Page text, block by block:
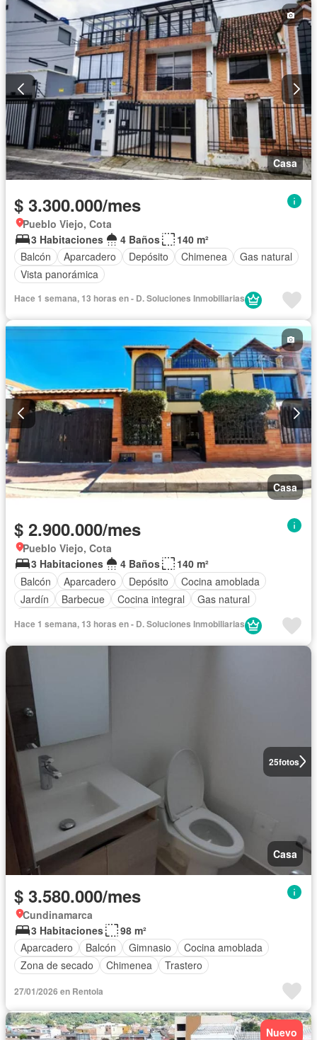
Casa
$ 3.300.000/mes
Pueblo Viejo, Cota
3 Habitaciones
4 Baños
140 m²
Balcón
Aparcadero Depósito Chimenea
Gas natural
Vista panorámica
Hace 1 semana, 13 horas en - D. Soluciones Inmobiliarias
Casa
$ 2.900.000/mes
Pueblo Viejo, Cota
3 Habitaciones
4 Baños
140 m²
Balcón
Aparcadero Depósito
Cocina amoblada
Jardín
Barbecue Cocina integral
Gas natural
Hace 1 semana, 13 horas en - D. Soluciones Inmobiliarias
25fotos
Casa
$ 3.580.000/mes
Cundinamarca
3 Habitaciones
98 m²
Aparcadero
Balcón Gimnasio
Cocina amoblada
Zona de secado
Chimenea Trastero
27/01/2026 en Rentola
Nuevo